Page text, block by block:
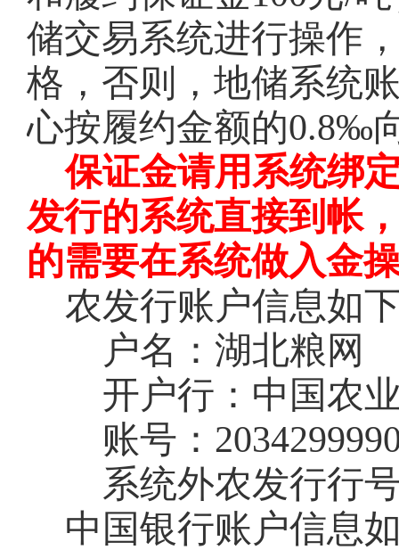
储交易系统进行操作
格，否则，地储系统
心按履约金额的0.8‰
保证金请用系统绑
发行的系统直接到帐
的需要在系统做入金
农发行账户信息如
户名：湖北粮网
开户行：中国农
账号：
系统外农发行行
中国银行账户信息